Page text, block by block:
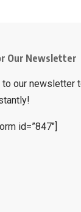
Our Newsletter
our newsletter
id=”847″]